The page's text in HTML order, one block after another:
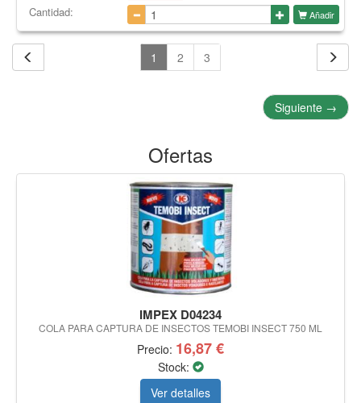
Cantidad: Añadir
1 2 3
Siguiente →
Ofertas
IMPEX D04234
COLA PARA CAPTURA DE INSECTOS TEMOBI INSECT 750 ML
Precio: 16,87 €
Stock:
Ver detalles